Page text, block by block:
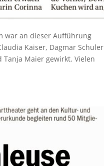
war an dieser Aufführung
Kaiser, Dagmar Schuler
Maier gewirkt. Vielen